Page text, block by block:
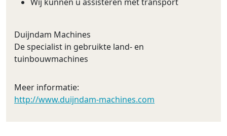
Duijndam Machines
De specialist in gebruikte land- en
tuinbouwmachines
Meer informatie:
http://www.duijndam-machines.com